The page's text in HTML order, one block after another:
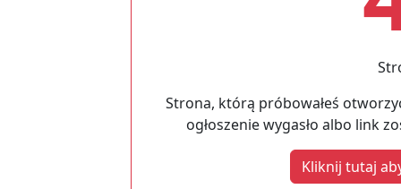
Strona, którą próbowałeś
ogłoszenie wygasło albo link
Kliknij tutaj